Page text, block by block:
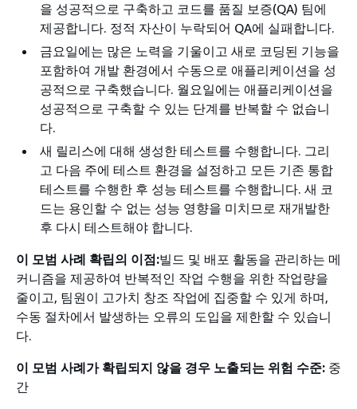
을 성공적으로 구축하고 코드를 품질 보증(QA) 팀에
제공합니다. 정적 자산이 누락되어 QA에 실패합니다.
금요일에는 많은 노력을 기울이고 새로 코딩된 기능을
포함하여 개발 환경에서 수동으로 애플리케이션을 성
공적으로 구축했습니다. 월요일에는 애플리케이션을
성공적으로 구축할 수 있는 단계를 반복할 수 없습니
다.
새 릴리스에 대해 생성한 테스트를 수행합니다. 그리
고 다음 주에 테스트 환경을 설정하고 모든 기존 통합
테스트를 수행한 후 성능 테스트를 수행합니다. 새 코
드는 용인할 수 없는 성능 영향을 미치므로 재개발한
후 다시 테스트해야 합니다.
이 모범 사례 확립의 이점:빌드 및 배포 활동을 관리하는 메
커니즘을 제공하여 반복적인 작업 수행을 위한 작업량을
줄이고, 팀원이 고가치 창조 작업에 집중할 수 있게 하며,
수동 절차에서 발생하는 오류의 도입을 제한할 수 있습니
다.
이 모범 사례가 확립되지 않을 경우 노출되는 위험 수준: 중
간